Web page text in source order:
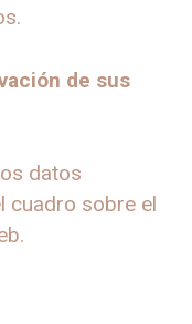
de sus
datos
cuadro sobre el